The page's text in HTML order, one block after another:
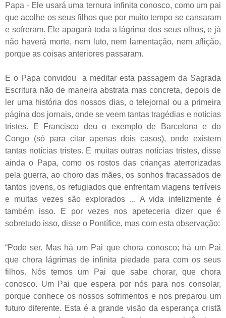
Papa - Ele usará uma ternura infinita conosco, como um pai
que acolhe os seus filhos que por muito tempo se cansaram
e sofreram. Ele apagará toda a lágrima dos seus olhos, e já
não haverá morte, nem luto, nem lamentação, nem aflição,
porque as coisas anteriores passaram.
E o Papa convidou a meditar esta passagem da Sagrada
Escritura não de maneira abstrata mas concreta, depois de
ler uma história dos nossos dias, o telejornal ou a primeira
página dos jornais, onde se veem tantas tragédias e notícias
tristes. E Francisco deu o exemplo de Barcelona e do
Congo (só para citar apenas dois casos), onde existem
tantas notícias tristes. E muitas outras notícias tristes, disse
ainda o Papa, como os rostos das crianças aterrorizadas
pela guerra, ao choro das mães, os sonhos fracassados de
tantos jovens, os refugiados que enfrentam viagens terríveis
e muitas vezes são explorados ... A vida infelizmente é
também isso. E por vezes nos apeteceria dizer que é
sobretudo isso, disse o Pontífice, mas com esta observação:
“Pode ser. Mas há um Pai que chora conosco; há um Pai
que chora lágrimas de infinita piedade para com os seus
filhos. Nós temos um Pai que sabe chorar, que chora
conosco. Um Pai que espera por nós para nos consolar,
porque conhece os nossos sofrimentos e nos preparou um
futuro diferente. Esta é a grande visão da esperança cristã